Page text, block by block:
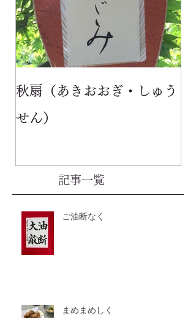
秋扇（あきおおぎ・しゅう
せん）
記事一覧
ご油断なく
まめまめしく